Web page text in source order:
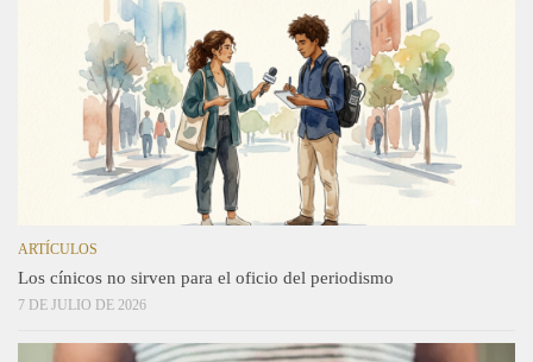
ARTÍCULOS
Los cínicos no sirven para el oficio del periodismo
7 DE JULIO DE 2026